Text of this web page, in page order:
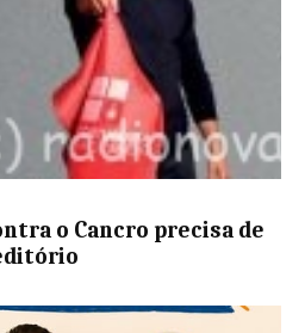
o Cancro precisa de